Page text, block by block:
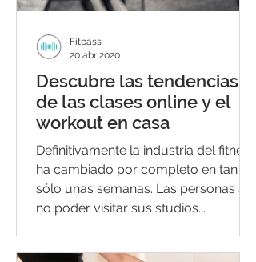
Descubre las tendencias
de las clases online y el
workout en casa
Definitivamente la industria del fitness
ha cambiado por completo en tan
sólo unas semanas. Las personas al
no poder visitar sus studios...
Fitpass
20 abr 2020